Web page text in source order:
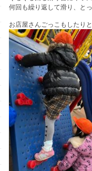
何回も繰り返して滑り、とっ
お店屋さんごっこもしたり